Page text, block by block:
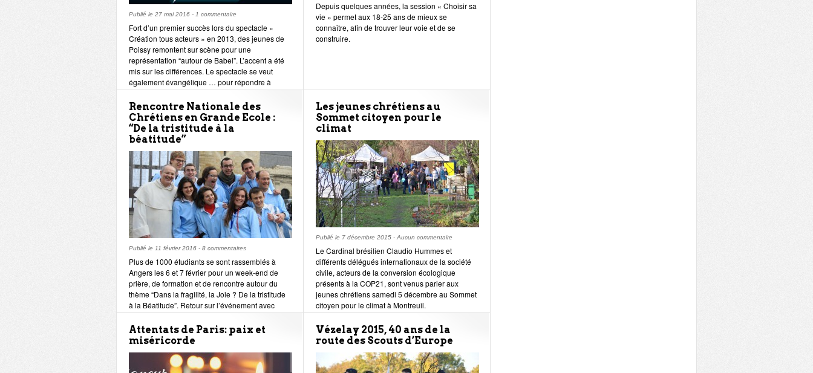
Publié le 27 mai 2016 - 1 commentaire
Fort d’un premier succès lors du spectacle «
Création tous acteurs » en 2013, des jeunes de
Poissy remontent sur scène pour une
représentation “autour de Babel”. L’accent a été
mis sur les différences. Le spectacle se veut
également évangélique … pour répondre à
l’appel du pape François à aller vers les
périphéries.
Depuis quelques années, la session « Choisir sa
vie » permet aux 18-25 ans de mieux se
connaître, afin de trouver leur voie et de se
construire.
Rencontre Nationale des
Chrétiens en Grande Ecole :
“De la tristitude à la
béatitude”
Publié le 11 février 2016 - 8 commentaires
Plus de 1000 étudiants se sont rassemblés à
Angers les 6 et 7 février pour un week-end de
prière, de formation et de rencontre autour du
thème “Dans la fragilité, la Joie ? De la tristitude
à la Béatitude”. Retour sur l’événement avec
Marie Le Bihan, vice-présidente de CGE cette
année.
Les jeunes chrétiens au
Sommet citoyen pour le
climat
Publié le 7 décembre 2015 - Aucun commentaire
Le Cardinal brésilien Claudio Hummes et
différents délégués internationaux de la société
civile, acteurs de la conversion écologique
présents à la COP21, sont venus parler aux
jeunes chrétiens samedi 5 décembre au Sommet
citoyen pour le climat à Montreuil.
Attentats de Paris: paix et
miséricorde
Vézelay 2015, 40 ans de la
route des Scouts d’Europe